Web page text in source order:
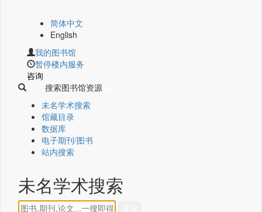
简体中文
English
我的图书馆
暂停楼内服务
咨询
搜索图书馆资源
未名学术搜索
馆藏目录
数据库
电子期刊/图书
站内搜索
未名学术搜索